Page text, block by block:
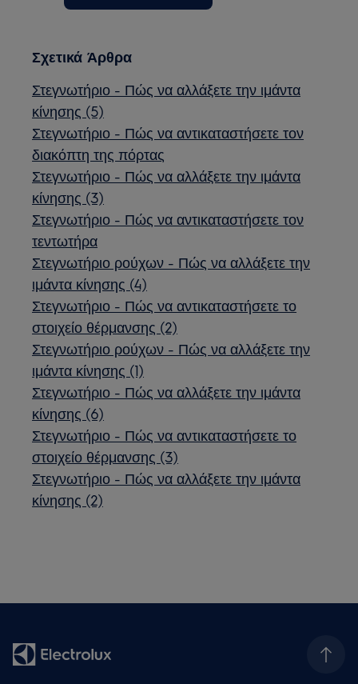
Σχετικά Άρθρα
Στεγνωτήριο - Πώς να αλλάξετε την ιμάντα
κίνησης (5)
Στεγνωτήριο - Πώς να αντικαταστήσετε τον
διακόπτη της πόρτας
Στεγνωτήριο - Πώς να αλλάξετε την ιμάντα
κίνησης (3)
Στεγνωτήριο - Πώς να αντικαταστήσετε τον
τεντωτήρα
Στεγνωτήριο ρούχων - Πώς να αλλάξετε την
ιμάντα κίνησης (4)
Στεγνωτήριο - Πώς να αντικαταστήσετε το
στοιχείο θέρμανσης (2)
Στεγνωτήριο ρούχων - Πώς να αλλάξετε την
ιμάντα κίνησης (1)
Στεγνωτήριο - Πώς να αλλάξετε την ιμάντα
κίνησης (6)
Στεγνωτήριο - Πώς να αντικαταστήσετε το
στοιχείο θέρμανσης (3)
Στεγνωτήριο - Πώς να αλλάξετε την ιμάντα
κίνησης (2)